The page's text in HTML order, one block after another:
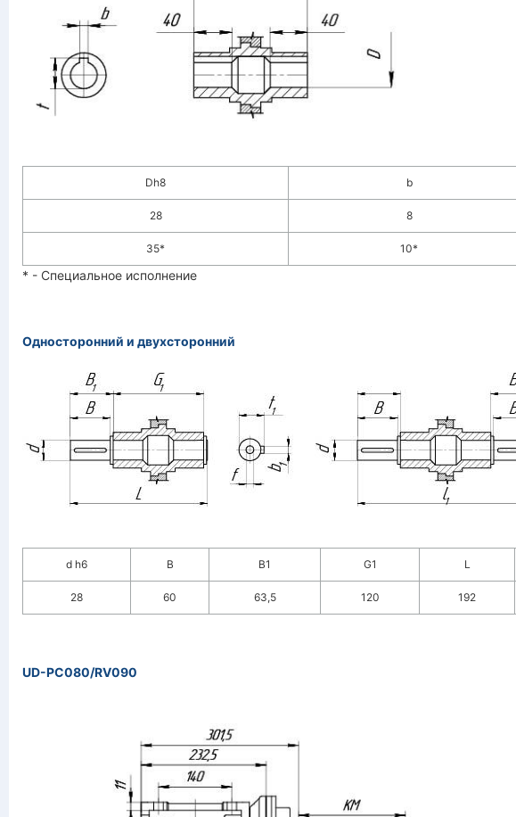
Dh8 b
28 8
35* 10*
* - Специальное исполнение
Односторонний и двухсторонний
d h6 B B1 G1 L
28 60 63,5 120 192
UD-PC080/RV090